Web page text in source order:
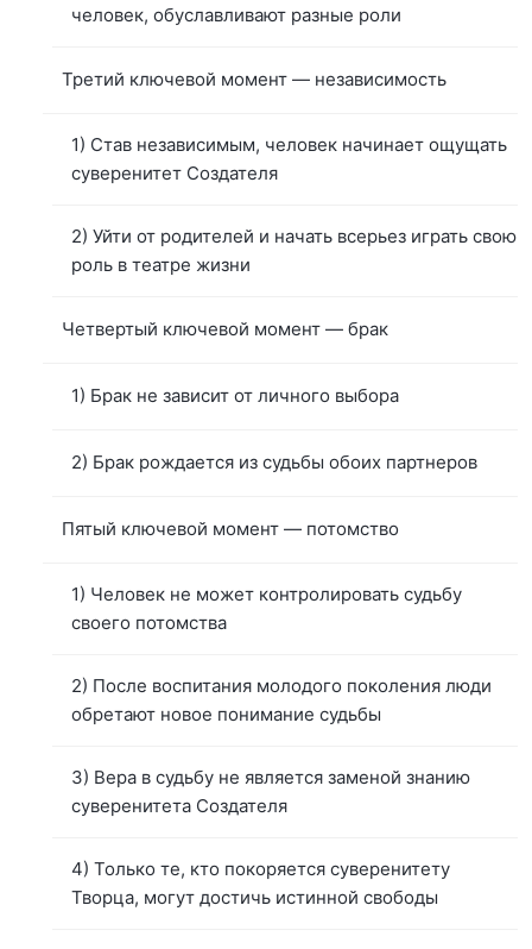
человек, обуславливают разные роли
Третий ключевой момент — независимость
1) Став независимым, человек начинает ощущать
суверенитет Создателя
2) Уйти от родителей и начать всерьез играть свою
роль в театре жизни
Четвертый ключевой момент — брак
1) Брак не зависит от личного выбора
2) Брак рождается из судьбы обоих партнеров
Пятый ключевой момент — потомство
1) Человек не может контролировать судьбу
своего потомства
2) После воспитания молодого поколения люди
обретают новое понимание судьбы
3) Вера в судьбу не является заменой знанию
суверенитета Создателя
4) Только те, кто покоряется суверенитету
Творца, могут достичь истинной свободы